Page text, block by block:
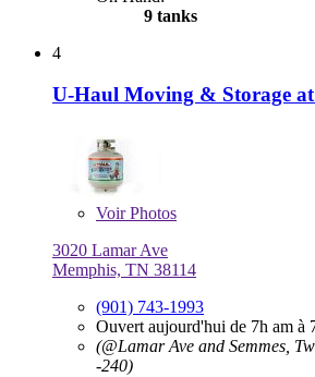
9 tanks
4
U-Haul Moving & Storage
VoirPhotos
3020 Lamar Ave
Memphis, TN 38114
(901) 743-1993
Ouvert aujourd'hui de 7h am à
(@Lamar Ave and Semmes,
-240)